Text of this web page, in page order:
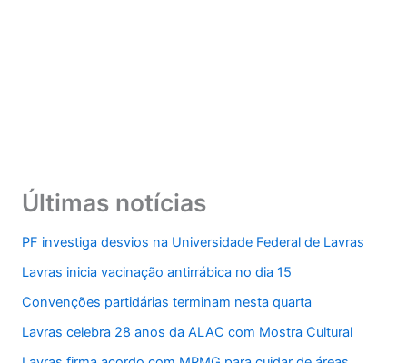
Últimas notícias
PF investiga desvios na Universidade Federal de Lavras
Lavras inicia vacinação antirrábica no dia 15
Convenções partidárias terminam nesta quarta
Lavras celebra 28 anos da ALAC com Mostra Cultural